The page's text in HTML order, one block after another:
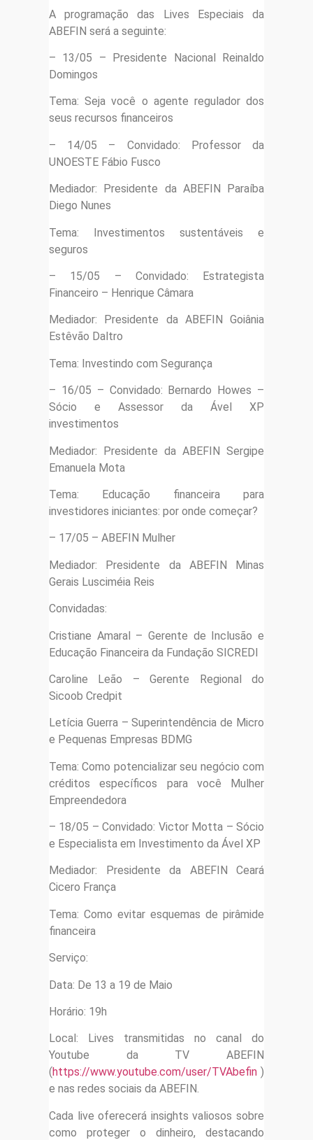
A programação das Lives Especiais da
ABEFIN será a seguinte:
– 13/05 – Presidente Nacional Reinaldo
Domingos
Tema: Seja você o agente regulador dos
seus recursos financeiros
– 14/05 – Convidado: Professor da
UNOESTE Fábio Fusco
Mediador: Presidente da ABEFIN Paraíba
Diego Nunes
Tema: Investimentos sustentáveis e
seguros
– 15/05 – Convidado: Estrategista
Financeiro – Henrique Câmara
Mediador: Presidente da ABEFIN Goiânia
Estêvão Daltro
Tema: Investindo com Segurança
– 16/05 – Convidado: Bernardo Howes –
Sócio e Assessor da Ável XP
investimentos
Mediador: Presidente da ABEFIN Sergipe
Emanuela Mota
Tema: Educação financeira para
investidores iniciantes: por onde começar?
– 17/05 – ABEFIN Mulher
Mediador: Presidente da ABEFIN Minas
Gerais Lusciméia Reis
Convidadas:
Cristiane Amaral – Gerente de Inclusão e
Educação Financeira da Fundação SICREDI
Caroline Leão – Gerente Regional do
Sicoob Credpit
Letícia Guerra – Superintendência de Micro
e Pequenas Empresas BDMG
Tema: Como potencializar seu negócio com
créditos específicos para você Mulher
Empreendedora
– 18/05 – Convidado: Victor Motta – Sócio
e Especialista em Investimento da Ável XP
Mediador: Presidente da ABEFIN Ceará
Cicero França
Tema: Como evitar esquemas de pirâmide
financeira
Serviço:
Data: De 13 a 19 de Maio
Horário: 19h
Local: Lives transmitidas no canal do
Youtube da TV ABEFIN
(https://www.youtube.com/user/TVAbefin )
e nas redes sociais da ABEFIN.
Cada live oferecerá insights valiosos sobre
como proteger o dinheiro, destacando